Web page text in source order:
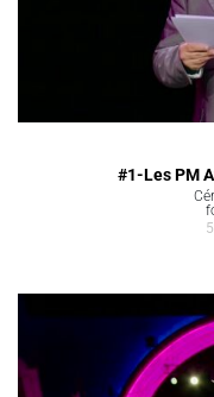
#1-Les PM